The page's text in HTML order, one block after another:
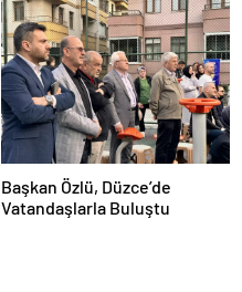
Başkan Özlü, Düzce’de
Vatandaşlarla Buluştu